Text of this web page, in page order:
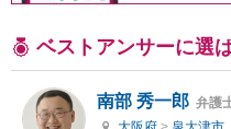
ベストアンサーに選
南部 秀一郎 弁護